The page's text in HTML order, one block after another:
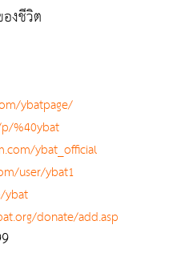
งชีวิต
ybatpage/
%40ybat
ybat_official
user/ybat1
ybat
donate/add.asp